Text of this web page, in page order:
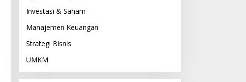
Investasi & Saham
Manajemen Keuangan
Strategi Bisnis
UMKM